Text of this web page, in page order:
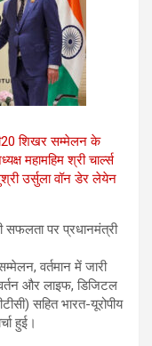
शिखर सम्मेलन के
महामहिम श्री चार्ल्स
उर्सुला वॉन डेर लेयेन
सफलता पर प्रधानमंत्री
वर्तमान में जारी
और लाइफ, डिजिटल
सहित भारत-यूरोपीय
हुई।